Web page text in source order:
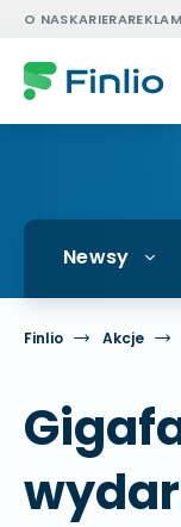
O NASKARIERA
Newsy
Finlio Akcje